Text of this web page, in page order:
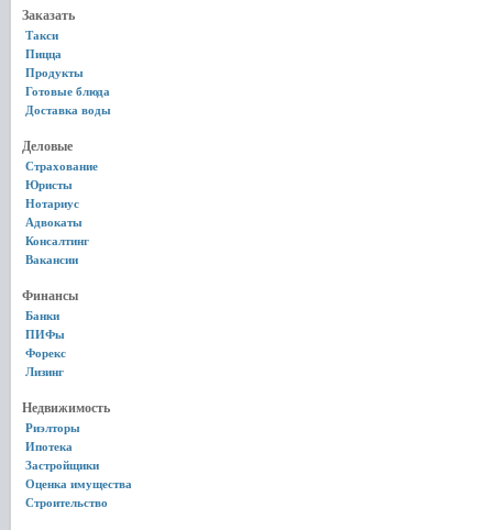
Заказать
Такси
Пицца
Продукты
Готовые блюда
Доставка воды
Деловые
Страхование
Юристы
Нотариус
Адвокаты
Консалтинг
Вакансии
Финансы
Банки
ПИФы
Форекс
Лизинг
Недвижимость
Риэлторы
Ипотека
Застройщики
Оценка имущества
Строительство